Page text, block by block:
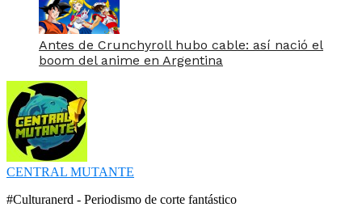
Antes de Crunchyroll hubo cable: así nació el
boom del anime en Argentina
CENTRAL MUTANTE
#Culturanerd - Periodismo de corte fantástico